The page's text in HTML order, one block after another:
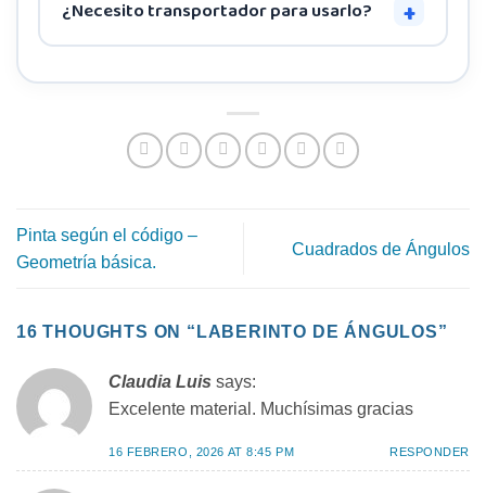
introducción y reconocimiento en 3° y 4°,
¿Necesito transportador para usarlo? +
practicar la medición de ángulos con
transportador. Sin embargo, el docente
puede adaptar la actividad al reconocimiento
Pinta según el código –
Geometría básica.
Cuadrados de Ángulos
16 THOUGHTS ON “ LABERINTO DE ÁNGULOS”
Claudia Luis says:
Excelente material. Muchísimas gracias
16 FEBRERO, 2026 AT 8:45 PM RESPONDER